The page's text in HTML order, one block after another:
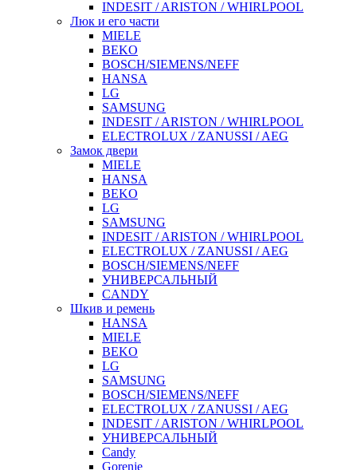
INDESIT / ARISTON / WHIRLPOOL
Люк и его части
MIELE
BEKO
BOSCH/SIEMENS/NEFF
HANSA
LG
SAMSUNG
INDESIT / ARISTON / WHIRLPOOL
ELECTROLUX / ZANUSSI / AEG
Замок двери
MIELE
HANSA
BEKO
LG
SAMSUNG
INDESIT / ARISTON / WHIRLPOOL
ELECTROLUX / ZANUSSI / AEG
BOSCH/SIEMENS/NEFF
УНИВЕРСАЛЬНЫЙ
CANDY
Шкив и ремень
HANSA
MIELE
BEKO
LG
SAMSUNG
BOSCH/SIEMENS/NEFF
ELECTROLUX / ZANUSSI / AEG
INDESIT / ARISTON / WHIRLPOOL
УНИВЕРСАЛЬНЫЙ
Candy
Gorenje